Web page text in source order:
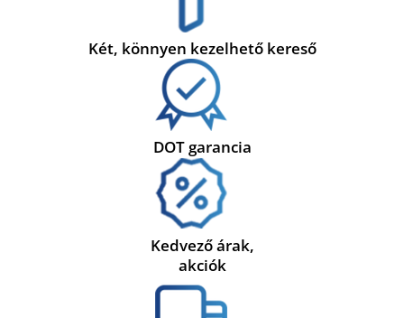
Két, könnyen kezelhető kereső
DOT garancia
Kedvező árak,
akciók